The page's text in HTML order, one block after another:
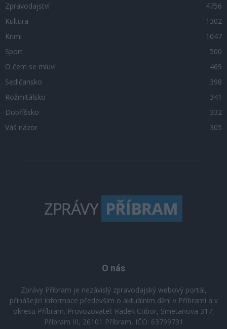
Zpravodajství
4756
Kultura
1302
Krimi
1047
Sport
500
O čem se mluví
469
Sedlčansko
398
Rožmitálsko
341
Dobříšsko
332
Váš názor
305
O nás
Zprávy Příbram je nezávislý zpravodajský webový portál,
přinášející informace především o aktuálním dění v Příbrami a v
okresu Příbram. Provozovatel: Radek Ctibor, Smetanova 317,
Příbram III, 26101 Příbram, IČO: 63799731